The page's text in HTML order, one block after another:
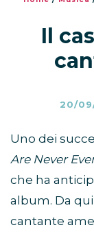
Il
20/
Uno dei
Are Never
che ha
album. Da
cantante